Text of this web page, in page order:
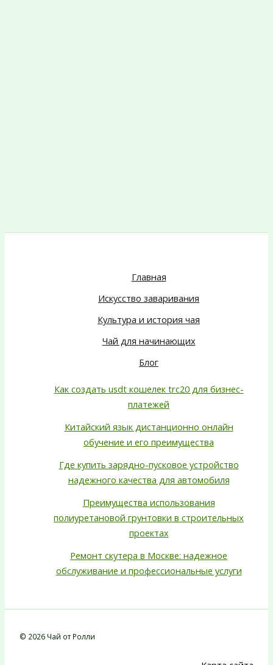
Главная
Искусство заваривания
Культура и история чая
Чай для начинающих
Блог
Как создать usdt кошелек trc20 для бизнес-
платежей
Китайский язык дистанционно онлайн
обучение и его преимущества
Где купить зарядно-пусковое устройство
надежного качества для автомобиля
Преимущества использования
полиуретановой грунтовки в строительных
проектах
Ремонт скутера в Москве: надежное
обслуживание и профессиональные услуги
© 2026 Чай от Ролли